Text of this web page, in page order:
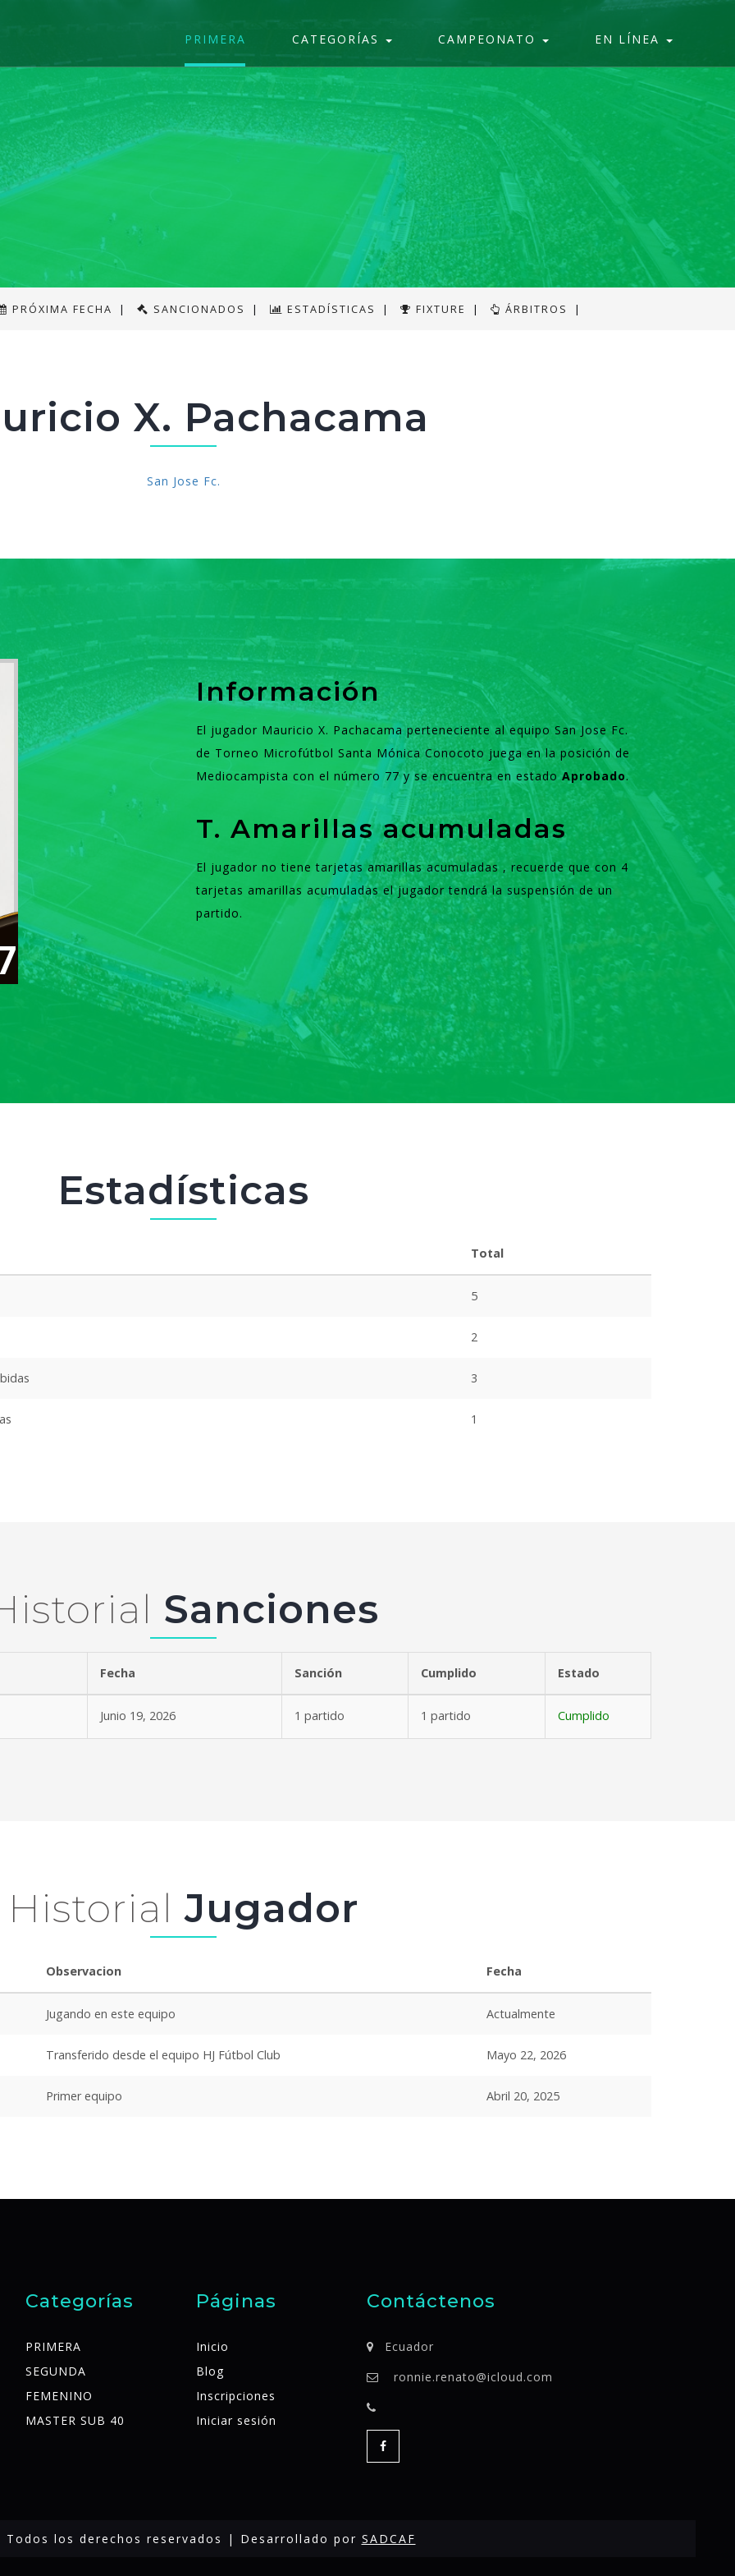
PRIMERA CATEGORÍAS CAMPEONATO EN LÍNEA
PRÓXIMA FECHA | SANCIONADOS | ESTADÍSTICAS | FIXTURE | ÁRBITROS |
X. Pachacama
San Jose Fc.
Información
El jugador Mauricio X. Pachacama perteneciente al equipo San Jose Fc.
de Torneo Microfútbol Santa Mónica Conocoto juega en la posición de
Mediocampista con el número 77 y se encuentra en estadoAprobado.
T. Amarillas acumuladas
El jugador no tiene tarjetas amarillas acumuladas , recuerde que con 4
tarjetas amarillas acumuladas el jugador tendrá la suspensión de un
partido.
Estadísticas
Total
5
2
3
1
Sanciones
Fecha Sanción Cumplido Estado
Junio 19, 2026 1 partido 1 partido Cumplido
Historial Jugador
Observacion Fecha
Jugando en este equipo Actualmente
Transferido desde el equipo HJ Fútbol Club Mayo 22, 2026
Primer equipo Abril 20, 2025
Categorías
PRIMERA
SEGUNDA
FEMENINO
MASTER SUB 40
Páginas
Inicio
Blog
Inscripciones
Iniciar sesión
Contáctenos
Ecuador
ronnie.renato@icloud.com
Todos los derechos reservados | Desarrollado por SADCAF